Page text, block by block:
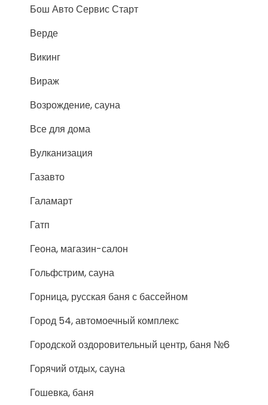
Бош Авто Сервис Старт
Верде
Викинг
Вираж
Возрождение, сауна
Все для дома
Вулканизация
Газавто
Галамарт
Гатп
Геона, магазин-салон
Гольфстрим, сауна
Горница, русская баня с бассейном
Город 54, автомоечный комплекс
Городской оздоровительный центр, баня №6
Горячий отдых, сауна
Гошевка, баня